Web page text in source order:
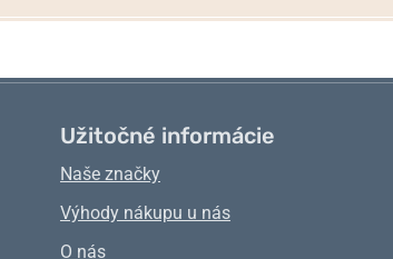
Užitočné informácie
Naše značky
Výhody nákupu u nás
O nás